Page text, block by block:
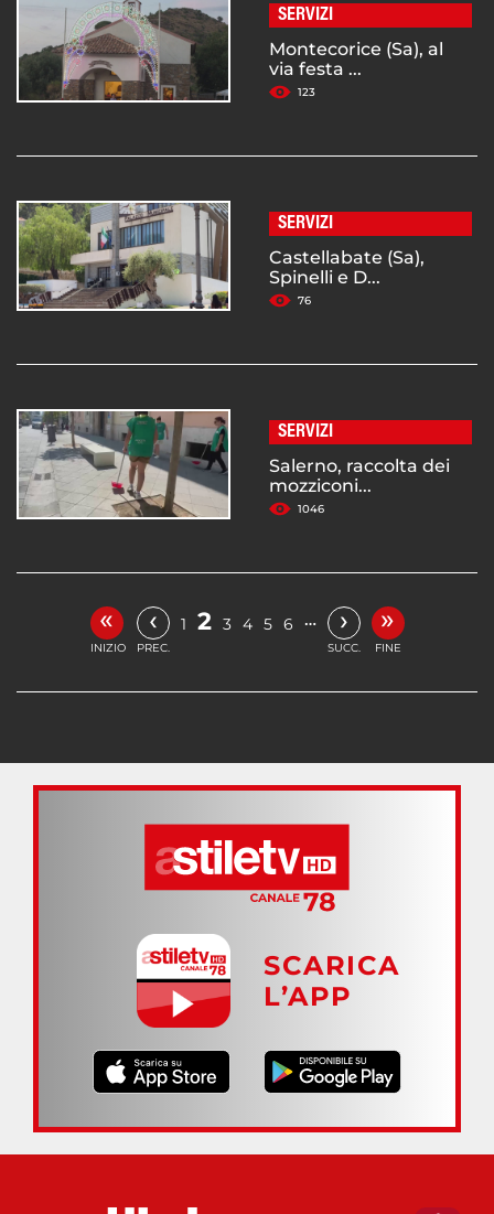
SERVIZI
Montecorice (Sa), al
via festa ...
123
SERVIZI
Castellabate (Sa),
Spinelli e D...
76
SERVIZI
Salerno, raccolta dei
mozziconi...
1046
«
INIZIO
‹
PREC.
1 2 3 4 5 6 … ›
SUCC.
»
FINE
SCARICA
L’APP